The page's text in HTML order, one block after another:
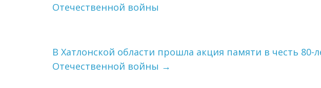
Отечественной войны
В Хатлонской области прошла акция памяти в честь 80-
Отечественной войны →